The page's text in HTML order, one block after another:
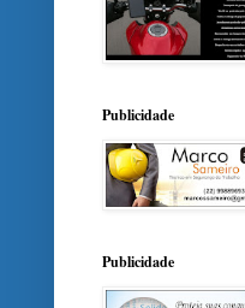
Publicidade
Publicidade